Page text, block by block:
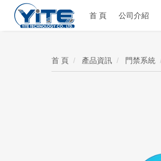
YITE Technology 首 頁 公司介紹
首 頁 產品資訊 門禁系統